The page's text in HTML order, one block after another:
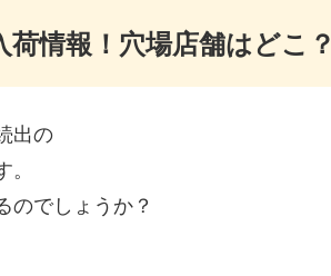
情報！穴場店舗はどこ？
出の
のでしょうか？